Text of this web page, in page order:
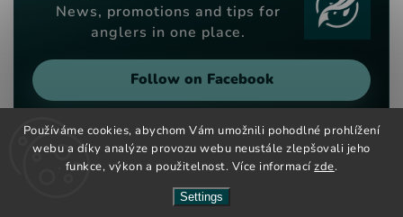
Používáme cookies, abychom Vám umožnili pohodlné prohlížení
webu a díky analýze provozu webu neustále zlepšovali jeho
funkce, výkon a použitelnost. Více informacízde.
Settings
News, promotions and tips for
anglers in one place.
Follow on Facebook
Copyright 2026Big Carp. All rights reserved.
Shoptet| Design